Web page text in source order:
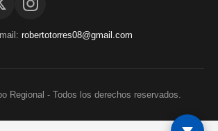
robertotorres08@gmail.com
Regional - Todos los derechos reservados.